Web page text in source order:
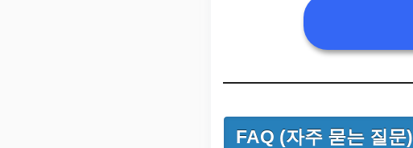
FAQ (자주 묻는 질문)